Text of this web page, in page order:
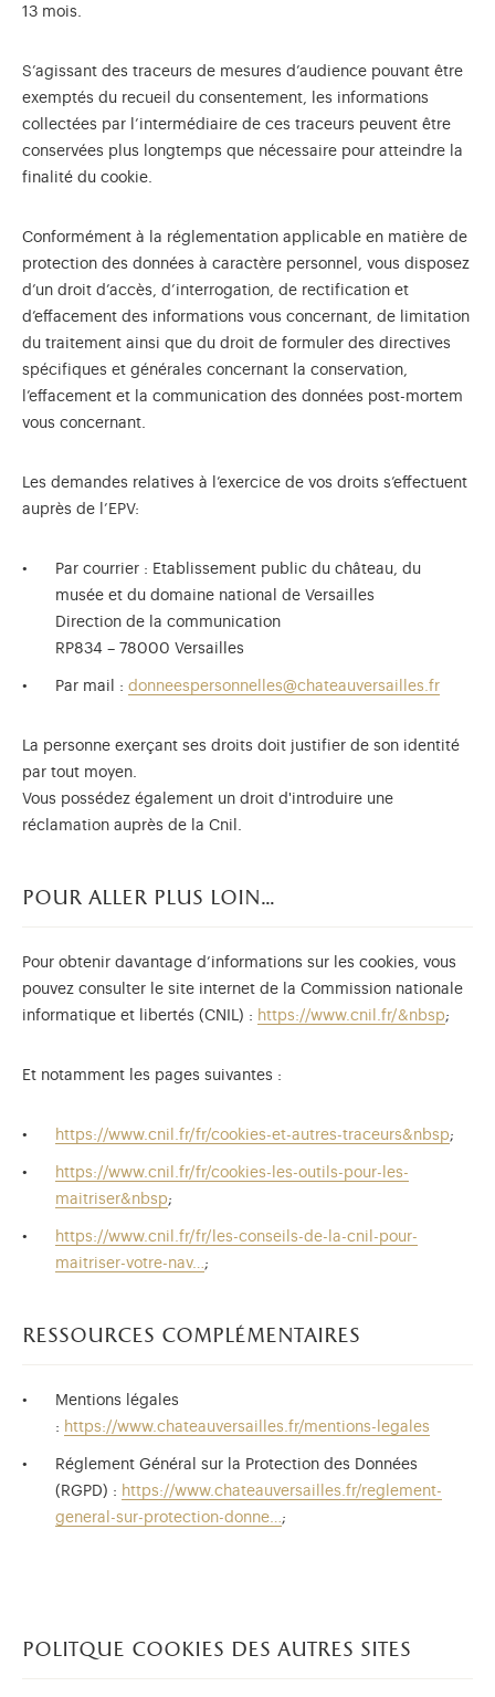
13 mois.
S’agissant des traceurs de mesures d’audience pouvant être
exemptés du recueil du consentement, les informations
collectées par l’intermédiaire de ces traceurs peuvent être
conservées plus longtemps que nécessaire pour atteindre la
finalité du cookie.
Conformément à la réglementation applicable en matière de
protection des données à caractère personnel, vous disposez
d’un droit d’accès, d’interrogation, de rectification et
d’effacement des informations vous concernant, de limitation
du traitement ainsi que du droit de formuler des directives
spécifiques et générales concernant la conservation,
l’effacement et la communication des données post-mortem
vous concernant.
Les demandes relatives à l’exercice de vos droits s’effectuent
auprès de l’EPV:
Par courrier : Etablissement public du château, du
musée et du domaine national de Versailles
Direction de la communication
RP834 – 78000 Versailles
Par mail : donneespersonnelles@chateauversailles.fr
La personne exerçant ses droits doit justifier de son identité
par tout moyen.
Vous possédez également un droit d'introduire une
réclamation auprès de la Cnil.
pour aller plus loin…
Pour obtenir davantage d’informations sur les cookies, vous
pouvez consulter le site internet de la Commission nationale
informatique et libertés (CNIL) : https://www.cnil.fr/&nbsp;
Et notamment les pages suivantes :
https://www.cnil.fr/fr/cookies-et-autres-traceurs&nbsp;
https://www.cnil.fr/fr/cookies-les-outils-pour-les-
maitriser&nbsp;
https://www.cnil.fr/fr/les-conseils-de-la-cnil-pour-
maitriser-votre-nav…;
ressources complémentaires
Mentions légales
: https://www.chateauversailles.fr/mentions-legales
Réglement Général sur la Protection des Données
(RGPD) : https://www.chateauversailles.fr/reglement-
general-sur-protection-donne…;
politque cookies des autres sites